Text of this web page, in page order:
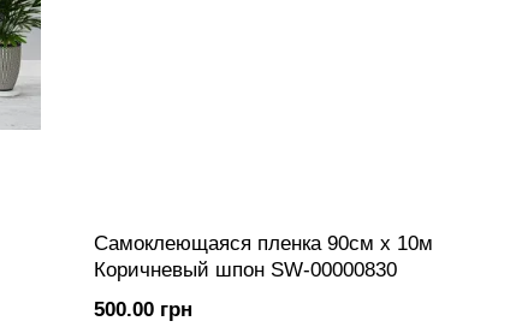
Самоклеющаяся пленка 90см х 10м
Коричневый шпон SW-00000830
500.00 грн